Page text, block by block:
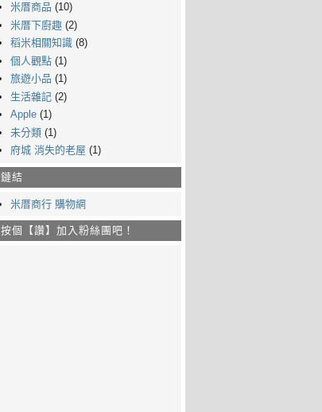
米厝商品 (10)
米厝下廚趣 (2)
稻米相關知識 (8)
個人觀點 (1)
旅遊小品 (1)
生活雜記 (2)
Apple (1)
未分類 (1)
府城 消失的老屋 (1)
鏈結
米厝商行 購物網
按個【讚】加入粉絲團吧！